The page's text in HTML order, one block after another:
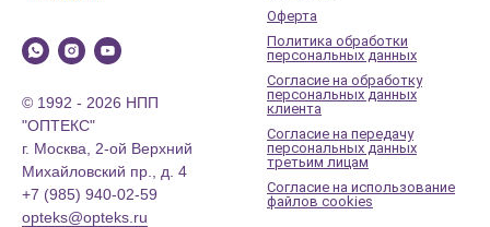
© 1992 - 2026 НПП
"ОПТЕКС"
г. Москва, 2-ой Верхний
Михайловский пр., д. 4
+7 (985) 940-02-59
opteks@opteks.ru
Оферта
Политика обработки
персональных данных
Согласие на обработку
персональных данных
клиента
Согласие на передачу
персональных данных
третьим лицам
Согласие на использование
файлов cookies